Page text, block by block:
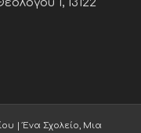
1, 13122
| Ένα Σχολείο, Μια